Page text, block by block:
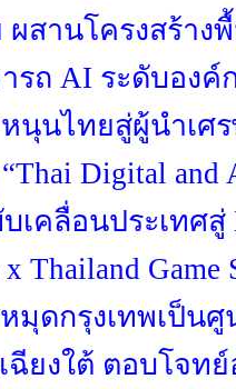
ผสานโครงสร้า
รถ AI ระดับองค์
นุนไทยสู่ผู้นำเศ
Digital and
เคลื่อนประเทศสู่
x Thailand
มุดกรุงเทพเป็น
ฉียงใต้ ตอบโจท